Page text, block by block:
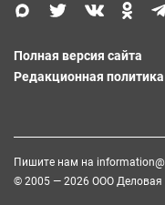
Полная версия сайта
Редакционная политика
Пишите нам на
© 2005 — 2026 ООО Деловая